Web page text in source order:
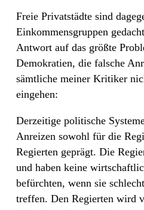
Freie Privatstädte sind
Einkommensgruppen
Antwort auf das größte
Demokratien, die falsche
sämtliche meiner Kritiker
eingehen:
Derzeitige politische
Anreizen sowohl für die
Regierten geprägt. Die
und haben keine
befürchten, wenn sie
treffen. Den Regierten wird